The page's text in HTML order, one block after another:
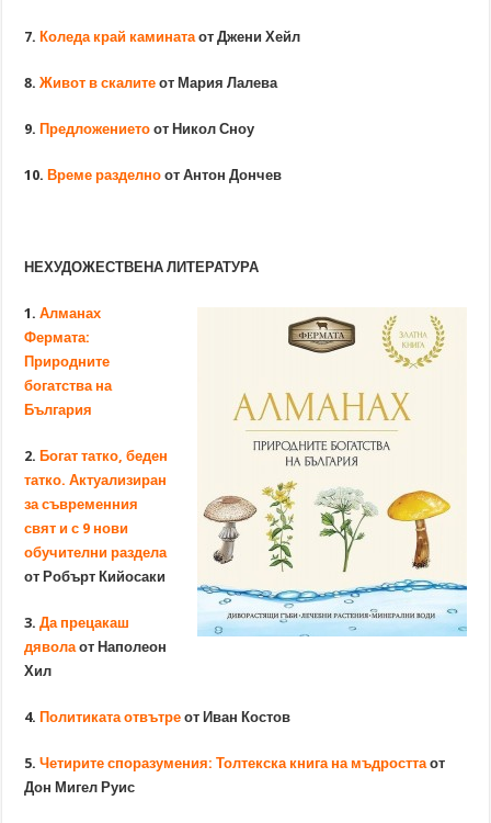
7. Коледа край каминатаот Джени Хейл
8.Живот в скалитеот Мария Лалева
9. Предложението от Никол Сноу
10. Време разделно от Антон Дончев
НЕХУДОЖЕСТВЕНА ЛИТЕРАТУРА
1.Алманах
Фермата:
Природните
богатства на
България
2. Богат татко, беден
татко. Актуализиран
за съвременния
свят и с 9 нови
обучителни раздела
от Робърт Кийосаки
3.Да прецакаш
дяволаот Наполеон
Хил
4. Политиката отвътре от Иван Костов
5.Четирите споразумения: Толтекска книга на мъдросттаот
Дон Мигел Руис